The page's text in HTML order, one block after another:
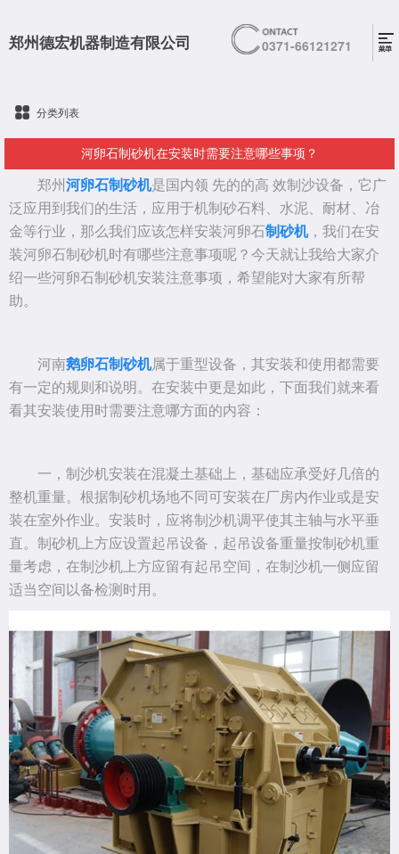
郑州德宏机器制造有限公司 0371-66121271
分类列表
河卵石制砂机在安装时需要注意哪些事项？
郑州 河卵石制砂机是国内领 先的的高 效制沙设备，它广
泛应用到我们的生活，应用于机制砂石料、水泥、耐材、冶
金等行业，那么我们应该怎样安装河卵石制砂机，我们在安
装河卵石制砂机时有哪些注意事项呢？今天就让我给大家介
绍一些河卵石制砂机安装注意事项，希望能对大家有所帮
助。
河南鹅卵石制砂机属于重型设备，其安装和使用都需要
有一定的规则和说明。在安装中更是如此，下面我们就来看
看其安装使用时需要注意哪方面的内容：
一，制沙机安装在混凝土基础上，基础应承受好几倍的
整机重量。根据制砂机场地不同可安装在厂房内作业或是安
装在室外作业。安装时，应将制沙机调平使其主轴与水平垂
直。制砂机上方应设置起吊设备，起吊设备重量按制砂机重
量考虑，在制沙机上方应留有起吊空间，在制沙机一侧应留
适当空间以备检测时用。